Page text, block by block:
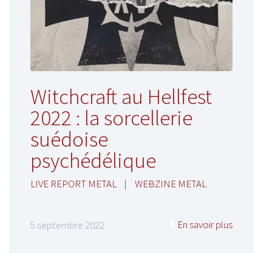
Witchcraft au Hellfest
2022 : la sorcellerie
suédoise
psychédélique
LIVE REPORT METAL | WEBZINE METAL
5 septembre 2022 En savoir plus